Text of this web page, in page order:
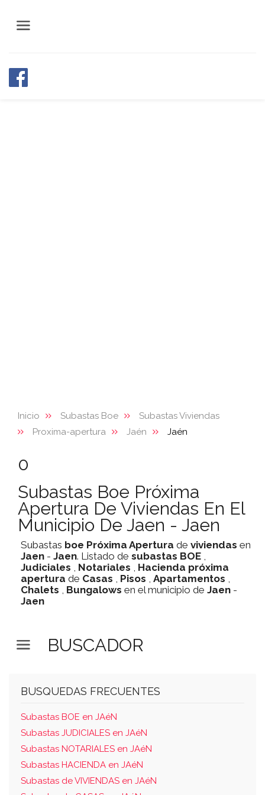
Inicio Subastas Boe
Subastas Viviendas
Proxima-apertura
Jaén Jaén
0
Subastas Boe Próxima
Apertura De Viviendas En El
Municipio De Jaen - Jaen
Subastas boe Próxima Apertura de viviendas en
Jaen - Jaen. Listado de subastas BOE ,
Judiciales , Notariales , Hacienda próxima
apertura de Casas , Pisos , Apartamentos ,
Chalets , Bungalows en el municipio de Jaen -
Jaen
BUSCADOR
BUSQUEDAS FRECUENTES
Subastas BOE en JAéN
Subastas JUDICIALES en JAéN
Subastas NOTARIALES en JAéN
Subastas HACIENDA en JAéN
Subastas de VIVIENDAS en JAéN